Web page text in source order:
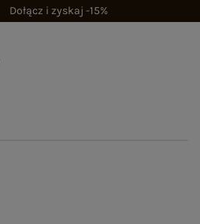
Dołącz i zyskaj -15%